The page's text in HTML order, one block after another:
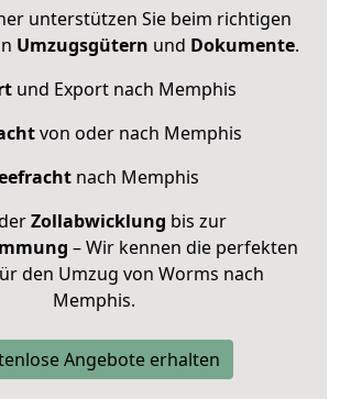
unterstützen Sie beim richtigen
Umzugsgütern und Dokumente.
und Export nach Memphis
von oder nach Memphis
nach Memphis
Zollabwicklung bis zur
– Wir kennen die perfekten
den Umzug von Worms nach
Memphis.
Angebote erhalten